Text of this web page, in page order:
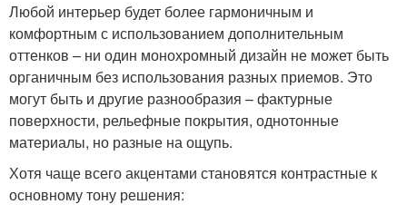
Любой интерьер будет более гармоничным и
комфортным с использованием дополнительным
оттенков – ни один монохромный дизайн не может быть
органичным без использования разных приемов. Это
могут быть и другие разнообразия – фактурные
поверхности, рельефные покрытия, однотонные
материалы, но разные на ощупь.
Хотя чаще всего акцентами становятся контрастные к
основному тону решения: